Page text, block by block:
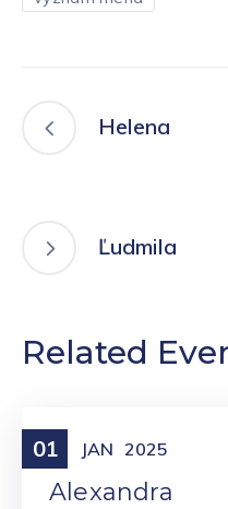
Helena
Ľudmila
Related
01 JAN 2025
Meniny
Alexandra